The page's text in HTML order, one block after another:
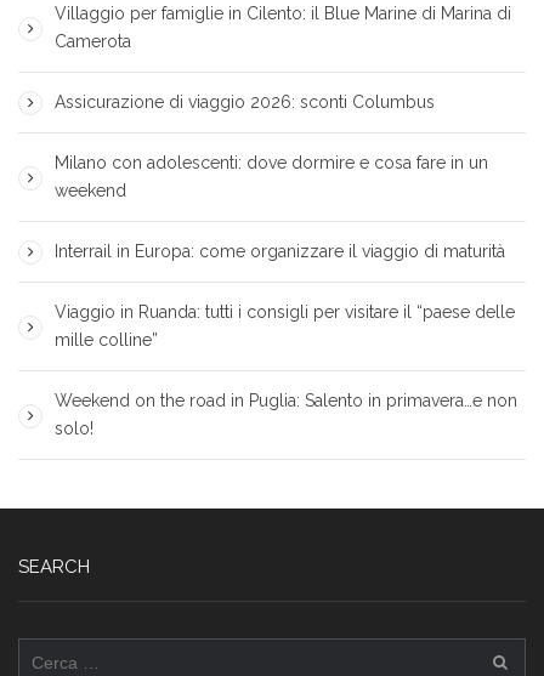
Villaggio per famiglie in Cilento: il Blue Marine di Marina di
Camerota
Assicurazione di viaggio 2026: sconti Columbus
Milano con adolescenti: dove dormire e cosa fare in un
weekend
Interrail in Europa: come organizzare il viaggio di maturità
Viaggio in Ruanda: tutti i consigli per visitare il “paese delle
mille colline”
Weekend on the road in Puglia: Salento in primavera…e non
solo!
SEARCH